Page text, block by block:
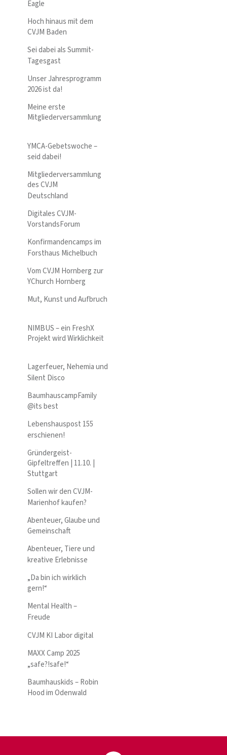
Eagle
Hoch hinaus mit dem
CVJM Baden
Sei dabei als Summit-
Tagesgast
Unser Jahresprogramm
2026 ist da!
Meine erste
Mitgliederversammlung
YMCA-Gebetswoche –
seid dabei!
Mitgliederversammlung
des CVJM
Deutschland
Digitales CVJM-
VorstandsForum
Konfirmandencamps im
Forsthaus Michelbuch
Vom CVJM Hornberg zur
YChurch Hornberg
Mut, Kunst und Aufbruch
NIMBUS – ein FreshX
Projekt wird Wirklichkeit
Lagerfeuer, Nehemia und
Silent Disco
BaumhauscampFamily
@its best
Lebenshauspost 155
erschienen!
Gründergeist-
Gipfeltreffen | 11.10. |
Stuttgart
Sollen wir den CVJM-
Marienhof kaufen?
Abenteuer, Glaube und
Gemeinschaft
Abenteuer, Tiere und
kreative Erlebnisse
„Da bin ich wirklich
gern!“
Mental Health –
Freude
CVJM KI Labor digital
MAXX Camp 2025
„safe?!safe!“
Baumhauskids – Robin
Hood im Odenwald